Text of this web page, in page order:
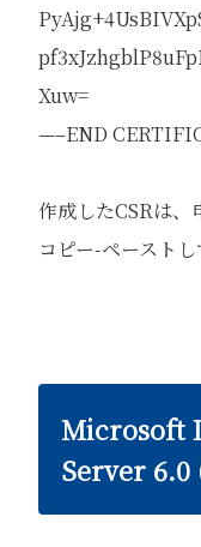
Xuw=
—–END
作成したCSRは、
コピー-ペーストし
Microsoft
Server 6.0